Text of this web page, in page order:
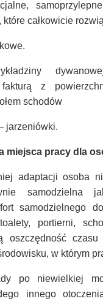
całkowicie
z
schodów
jarzeniówki.
miejsca pracy dla
adaptacji osoba
samodzielna
samodzielnego
portierni,
oszczędność czasu
w którym
po niewielkiej
innego